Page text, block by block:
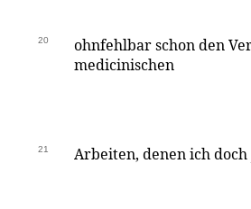
20
ohnfehlbar schon den
medicinischen
21 Arbeiten, denen ich